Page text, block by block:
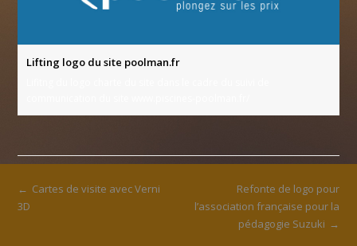
Lifting logo du site poolman.fr
Refonte de logo pour
l’association française pour la
pédagogie Suzuki →
← Cartes de visite avec Verni
3D